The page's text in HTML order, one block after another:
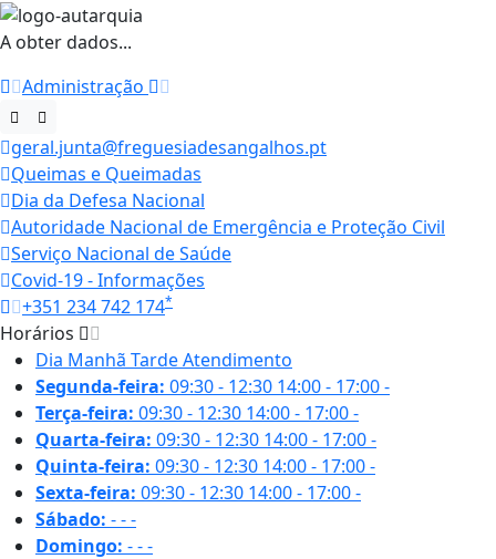
A obter dados...
Administração
geral.junta@freguesiadesangalhos.pt
Queimas e Queimadas
Dia da Defesa Nacional
Autoridade Nacional de Emergência e Proteção Civil
Serviço Nacional de Saúde
Covid-19 - Informações
+351 234 742 174*
Horários
Dia Manhã TardeAtendimento
Segunda-feira: 09:30 - 12:30 14:00 - 17:00-
Terça-feira: 09:30 - 12:30 14:00 - 17:00-
Quarta-feira: 09:30 - 12:30 14:00 - 17:00-
Quinta-feira: 09:30 - 12:30 14:00 - 17:00-
Sexta-feira: 09:30 - 12:30 14:00 - 17:00-
Sábado: ---
Domingo: ---